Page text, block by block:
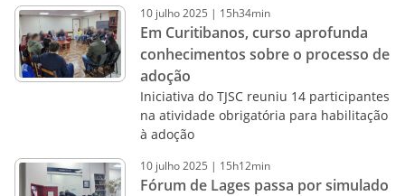
10 julho2025 | 15h34min
Em Curitibanos, curso aprofunda
conhecimentos sobre o processo de
adoção
Iniciativa do TJSC reuniu 14 participantes
na atividade obrigatória para habilitação
à adoção
10 julho2025 | 15h12min
Fórum de Lages passa por simulado